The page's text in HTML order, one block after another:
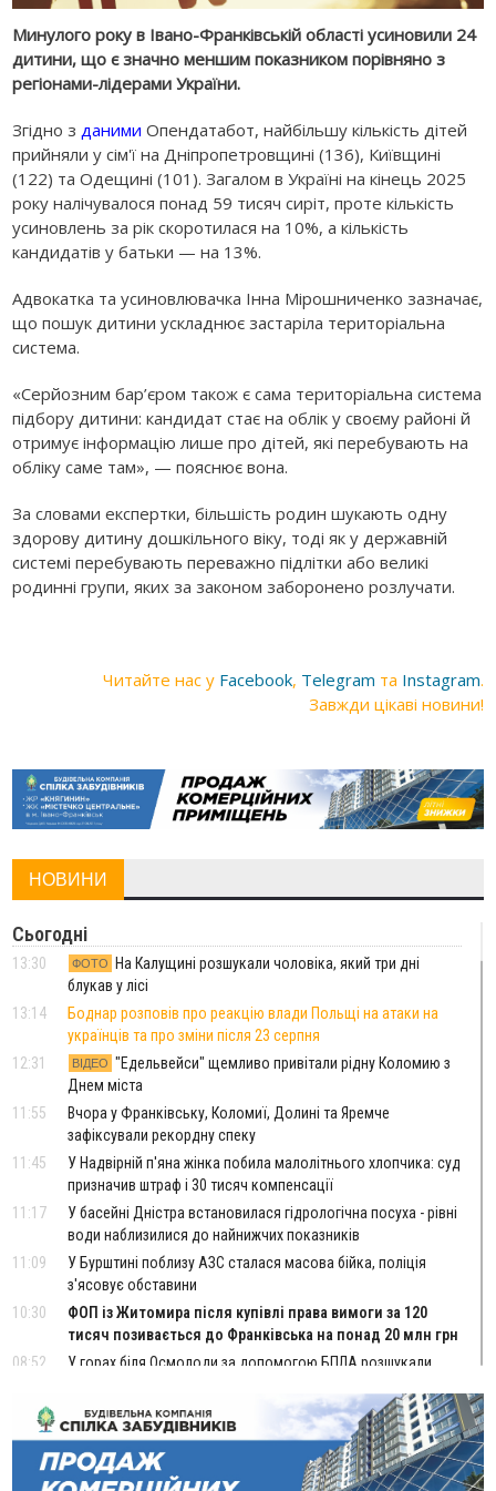
Минулого року в Івано-Франківській області усиновили 24
дитини, що є значно меншим показником порівняно з
регіонами-лідерами України.
Згідно зданимиОпендатабот, найбільшу кількість дітей
прийняли у сім'ї на Дніпропетровщині (136), Київщині
(122) та Одещині (101). Загалом в Україні на кінець 2025
року налічувалося понад 59 тисяч сиріт, проте кількість
усиновлень за рік скоротилася на 10%, а кількість
кандидатів у батьки — на 13%.
Адвокатка та усиновлювачка Інна Мірошниченко зазначає,
що пошук дитини ускладнює застаріла територіальна
система.
«Серйозним бар’єром також є сама територіальна система
підбору дитини: кандидат стає на облік у своєму районі й
отримує інформацію лише про дітей, які перебувають на
обліку саме там», — пояснює вона.
За словами експертки, більшість родин шукають одну
здорову дитину дошкільного віку, тоді як у державній
системі перебувають переважно підлітки або великі
родинні групи, яких за законом заборонено розлучати.
Читайте нас у Facebook, Telegram та Instagram.
Завжди цікаві новини!
НОВИНИ
Сьогодні
13:30 ФОТО
На Калущині розшукали чоловіка, який три дні
блукав у лісі
13:14
Боднар розповів про реакцію влади Польщі на атаки на
українців та про зміни після 23 серпня
12:31
ВІДЕО "Едельвейси" щемливо привітали рідну Коломию з
Днем міста
11:55
Вчора у Франківську, Коломиї, Долині та Яремче
зафіксували рекордну спеку
11:45
У Надвірній п'яна жінка побила малолітнього хлопчика: суд
призначив штраф і 30 тисяч компенсації
11:17
У басейні Дністра встановилася гідрологічна посуха - рівні
води наблизилися до найнижчих показників
11:09
У Бурштині поблизу АЗС сталася масова бійка, поліція
з'ясовує обставини
10:30
ФОП із Житомира після купівлі права вимоги за 120
тисяч позивається до Франківська на понад 20 млн грн
08:52
У горах біля Осмолоди за допомогою БПЛА розшукали
Вчора
19:52
У Франківську вперше прооперували немовля без
відкритої операції